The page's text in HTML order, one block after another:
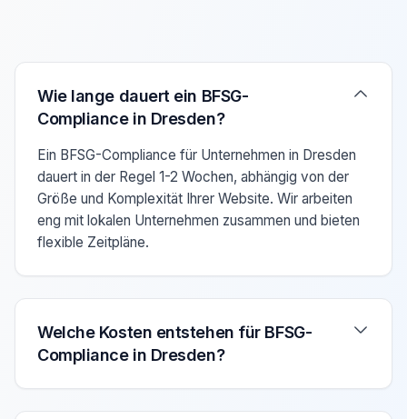
Verwenden Sie die Pfeiltasten Auf/Ab um zwischen
Wie lange dauert ein BFSG-
Compliance in Dresden?
Ein BFSG-Compliance für Unternehmen in Dresden
dauert in der Regel 1-2 Wochen, abhängig von der
Größe und Komplexität Ihrer Website. Wir arbeiten
eng mit lokalen Unternehmen zusammen und bieten
flexible Zeitpläne.
Welche Kosten entstehen für BFSG-
Compliance in Dresden?